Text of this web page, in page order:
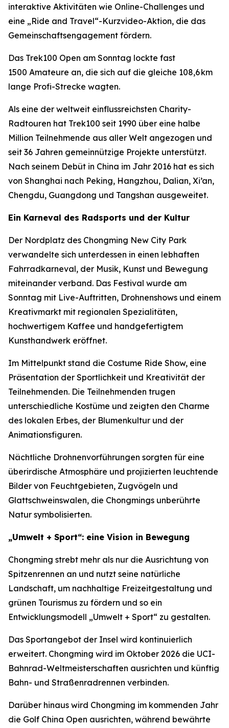
interaktive Aktivitäten wie Online-Challenges und
eine „Ride and Travel“-Kurzvideo-Aktion, die das
Gemeinschaftsengagement fördern.
Das Trek100 Open am Sonntag lockte fast
1500 Amateure an, die sich auf die gleiche 108,6 km
lange Profi-Strecke wagten.
Als eine der weltweit einflussreichsten Charity-
Radtouren hat Trek100 seit 1990 über eine halbe
Million Teilnehmende aus aller Welt angezogen und
seit 36 Jahren gemeinnützige Projekte unterstützt.
Nach seinem Debüt in China im Jahr 2016 hat es sich
von Shanghai nach Peking, Hangzhou, Dalian, Xi’an,
Chengdu, Guangdong und Tangshan ausgeweitet.
Ein Karneval des Radsports und der Kultur
Der Nordplatz des Chongming New City Park
verwandelte sich unterdessen in einen lebhaften
Fahrradkarneval, der Musik, Kunst und Bewegung
miteinander verband. Das Festival wurde am
Sonntag mit Live-Auftritten, Drohnenshows und einem
Kreativmarkt mit regionalen Spezialitäten,
hochwertigem Kaffee und handgefertigtem
Kunsthandwerk eröffnet.
Im Mittelpunkt stand die Costume Ride Show, eine
Präsentation der Sportlichkeit und Kreativität der
Teilnehmenden. Die Teilnehmenden trugen
unterschiedliche Kostüme und zeigten den Charme
des lokalen Erbes, der Blumenkultur und der
Animationsfiguren.
Nächtliche Drohnenvorführungen sorgten für eine
überirdische Atmosphäre und projizierten leuchtende
Bilder von Feuchtgebieten, Zugvögeln und
Glattschweinswalen, die Chongmings unberührte
Natur symbolisierten.
„Umwelt + Sport“: eine Vision in Bewegung
Chongming strebt mehr als nur die Ausrichtung von
Spitzenrennen an und nutzt seine natürliche
Landschaft, um nachhaltige Freizeitgestaltung und
grünen Tourismus zu fördern und so ein
Entwicklungsmodell „Umwelt + Sport“ zu gestalten.
Das Sportangebot der Insel wird kontinuierlich
erweitert. Chongming wird im Oktober 2026 die UCI-
Bahnrad-Weltmeisterschaften ausrichten und künftig
Bahn- und Straßenradrennen verbinden.
Darüber hinaus wird Chongming im kommenden Jahr
die Golf China Open ausrichten, während bewährte